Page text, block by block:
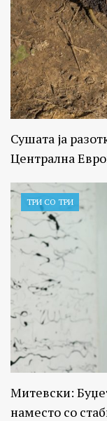
Сушата ја
Централна
ТРИ СО ТРИ
Митевски:
наместо со